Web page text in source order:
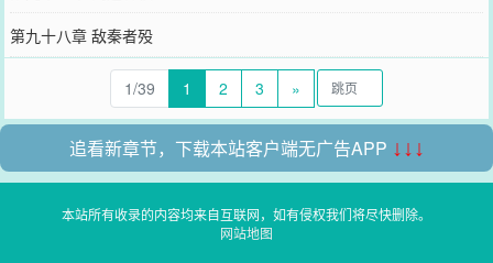
第九十八章 敌秦者殁
1/39 1 2 3 »
追看新章节，下载本站客户端无广告APP ↓↓↓
本站所有收录的内容均来自互联网，如有侵权我们将尽快删除。
网站地图